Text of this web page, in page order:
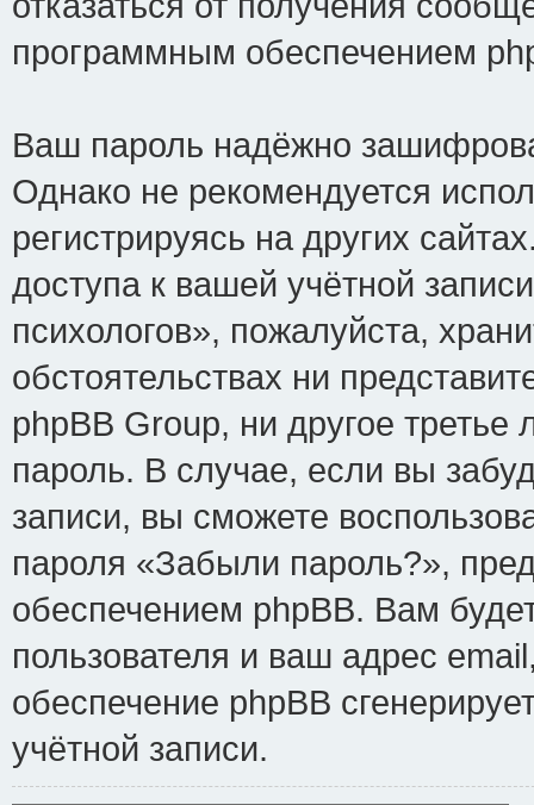
программным обеспечением
Ваш пароль надёжно
Однако не рекомендуется
регистрируясь на других
доступа к вашей учётной
психологов», пожалуйста,
обстоятельствах ни
phpBB Group, ни другое
пароль. В случае, если вы
записи, вы сможете
пароля «Забыли пароль?»,
обеспечением phpBB. Вам
пользователя и ваш адрес
обеспечение phpBB
учётной записи.